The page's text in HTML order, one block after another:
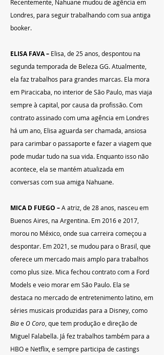
Recentemente, Nahuane mudou de agência em
Londres, para seguir trabalhando com sua antiga
booker.
ELISA FAVA – Elisa, de 25 anos, despontou na
segunda temporada de Beleza GG. Atualmente,
ela faz trabalhos para grandes marcas. Ela mora
em Piracicaba, no interior de São Paulo, mas viaja
sempre à capital, por causa da profissão. Com
contrato assinado com uma agência em Londres
há um ano, Elisa aguarda ser chamada, ansiosa
para carimbar o passaporte e fazer a viagem que
pode mudar tudo na sua vida. Enquanto isso não
acontece, ela se mantém atualizada em
conversas com sua amiga Nahuane.
MICA D FUEGO – A atriz, de 28 anos, nasceu em
Buenos Aires, na Argentina. Em 2016 e 2017,
morou no México, onde sua carreira começou a
despontar. Em 2021, se mudou para o Brasil, que
oferece um mercado mais amplo para trabalhos
como plus size. Mica fechou contrato com a Ford
Models e veio morar em São Paulo. Ela se
destaca no mercado de entretenimento latino, em
séries musicais produzidas para a Disney, como
Bia e O Coro , que tem produção e direção de
Miguel Falabella. Já fez trabalhos também para a
HBO e Netflix, e sempre participa de castings